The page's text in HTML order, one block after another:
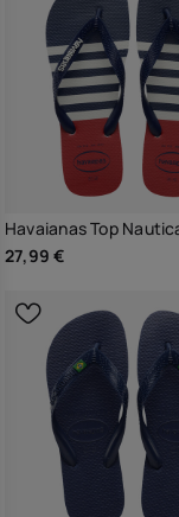
Havaianas Top
27,99 €